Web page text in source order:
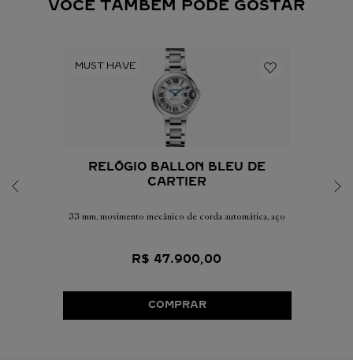
VOCÊ TAMBÉM PODE GOSTAR
RELÓGIO BALLON BLEU DE
CARTIER
33 mm, movimento mecânico de corda automática, aço
R$ 47.900,00
COMPRAR